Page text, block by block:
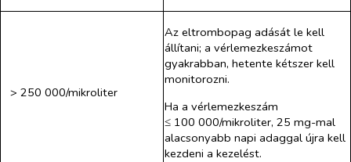
> 250 000/mikroliter
Az eltrombopag adását le kell
állítani; a vérlemezkeszámot
gyakrabban, hetente kétszer kell
monitorozni.
Ha a vérlemezkeszám
≤ 100 000/mikroliter, 25 mg-mal
alacsonyabb napi adaggal újra kell
kezdeni a kezelést.